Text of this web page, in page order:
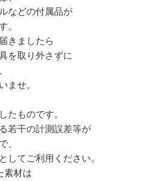
などの付属品が
。
きましたら
を取り外さずに
ませ。
たものです。
若干の計測誤差等が
、
してご利用ください。
素材は